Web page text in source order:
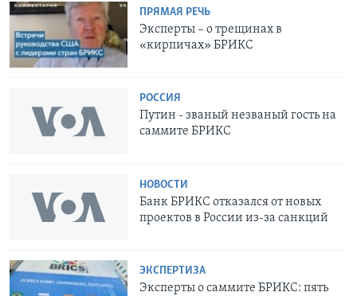
ПРЯМАЯ РЕЧЬ
Эксперты – о трещинах в
«кирпичах» БРИКС
РОССИЯ
Путин - званый незваный гость на
саммите БРИКС
НОВОСТИ
Банк БРИКС отказался от новых
проектов в России из-за санкций
ЭКСПЕРТИЗА
Эксперты о саммите БРИКС: пять